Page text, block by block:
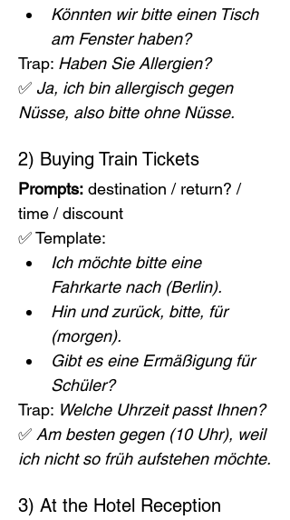
Könnten wir bitte einen Tisch
am Fenster haben?
Trap: Haben Sie Allergien?
✅ Ja, ich bin allergisch gegen
Nüsse, also bitte ohne Nüsse.
2) Buying Train Tickets
Prompts: destination / return? /
time / discount
✅ Template:
Ich möchte bitte eine
Fahrkarte nach (Berlin).
Hin und zurück, bitte, für
(morgen).
Gibt es eine Ermäßigung für
Schüler?
Trap: Welche Uhrzeit passt Ihnen?
✅ Am besten gegen (10 Uhr), weil
ich nicht so früh aufstehen möchte.
3) At the Hotel Reception